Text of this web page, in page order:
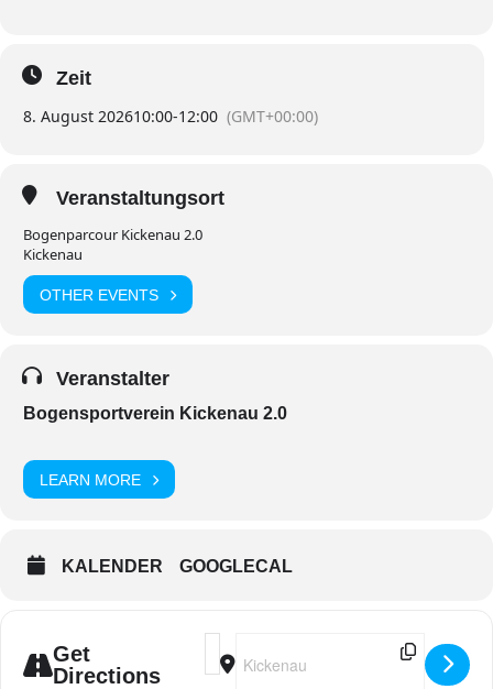
Zeit
8. August 202610:00-12:00 (GMT+00:00)
Veranstaltungsort
Bogenparcour Kickenau 2.0
Kickenau
OTHER EVENTS
Veranstalter
Bogensportverein Kickenau 2.0
LEARN MORE
KALENDER GOOGLECAL
Get
Directions
Address - 21 Bogenschießen im 3D-
Destination Address - 21